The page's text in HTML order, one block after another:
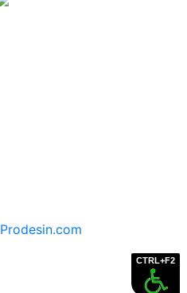
CTRL+F2
Prodesin.com